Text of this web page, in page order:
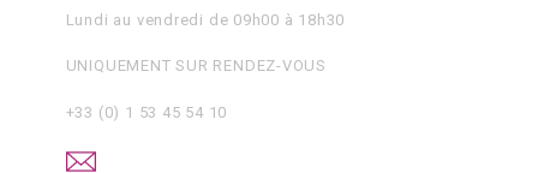
Lundi au vendredi de 09h00 à 18h30
UNIQUEMENT SUR RENDEZ-VOUS
+33 (0) 1 53 45 54 10